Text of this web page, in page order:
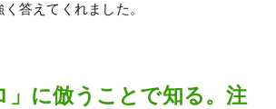
答えてくれました。
」に倣うことで知る。注